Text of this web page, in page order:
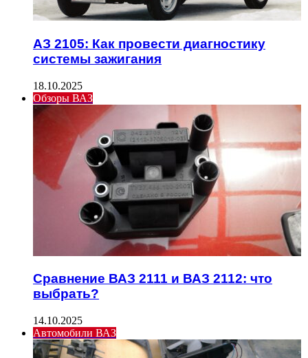
АЗ 2105: Как провести диагностику
системы зажигания
18.10.2025
Обзоры ВАЗ
Сравнение ВАЗ 2111 и ВАЗ 2112: что
выбрать?
14.10.2025
Автомобили ВАЗ